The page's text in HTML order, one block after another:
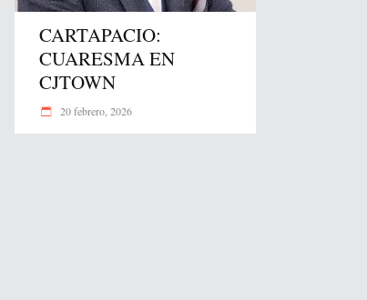
CARTAPACIO:
CUARESMA EN
CJTOWN
20 febrero, 2026